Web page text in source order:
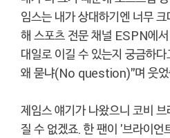
임스는 내가 상대하기엔 너무
해 스포츠 전문 채널 ESPN에
대일로 이길 수 있는지 궁금하
왜 묻냐(No question)"며 웃었
제임스 얘기가 나왔으니 코비
질 수 없겠죠. 한 팬이 '브라이언